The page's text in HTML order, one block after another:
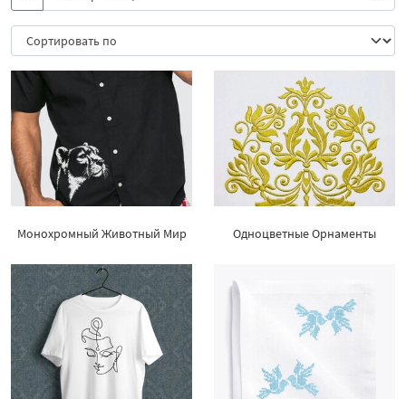
Монохромный Животный Мир Одноцветные Орнаменты